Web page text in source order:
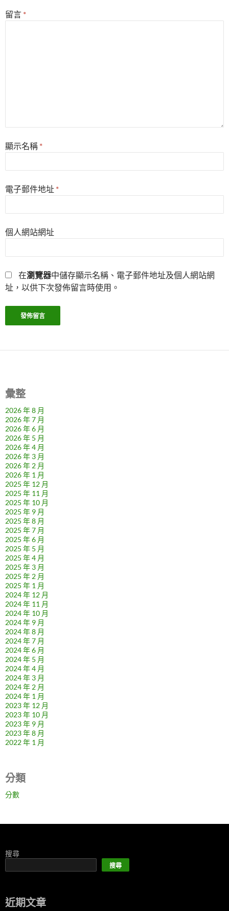
留言 *
顯示名稱 *
電子郵件地址 *
個人網站網址
在瀏覽器中儲存顯示名稱、電子郵件地址及個人網站網
址，以供下次發佈留言時使用。
彙整
2026 年 8 月
2026 年 7 月
2026 年 6 月
2026 年 5 月
2026 年 4 月
2026 年 3 月
2026 年 2 月
2026 年 1 月
2025 年 12 月
2025 年 11 月
2025 年 10 月
2025 年 9 月
2025 年 8 月
2025 年 7 月
2025 年 6 月
2025 年 5 月
2025 年 4 月
2025 年 3 月
2025 年 2 月
2025 年 1 月
2024 年 12 月
2024 年 11 月
2024 年 10 月
2024 年 9 月
2024 年 8 月
2024 年 7 月
2024 年 6 月
2024 年 5 月
2024 年 4 月
2024 年 3 月
2024 年 2 月
2024 年 1 月
2023 年 12 月
2023 年 10 月
2023 年 9 月
2023 年 8 月
2022 年 1 月
分類
分數
搜尋
搜尋
近期文章